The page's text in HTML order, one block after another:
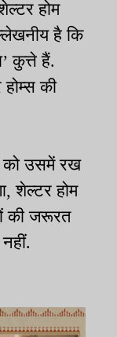
होम
है कि
कुत्ते हैं.
की
को उसमें रख
शेल्टर होम
की जरूरत